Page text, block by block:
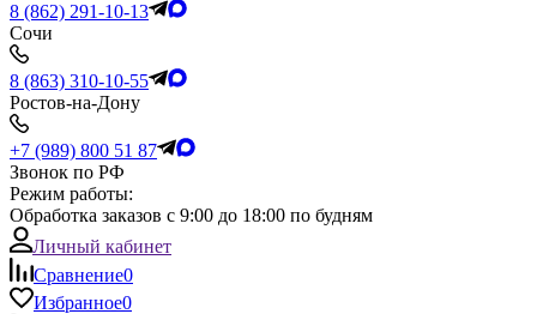
8 (862) 291-10-13
Сочи
8 (863) 310-10-55
Ростов-на-Дону
+7 (989) 800 51 87
Звонок по РФ
Режим работы:
Обработка заказов с 9:00 до 18:00 по будням
Личный кабинет
Сравнение0
Избранное0